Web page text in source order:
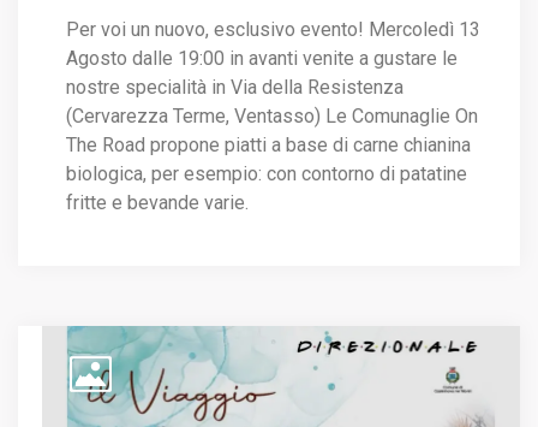
Per voi un nuovo, esclusivo evento! Mercoledì 13
Agosto dalle 19:00 in avanti venite a gustare le
nostre specialità in Via della Resistenza
(Cervarezza Terme, Ventasso) Le Comunaglie On
The Road propone piatti a base di carne chianina
biologica, per esempio: con contorno di patatine
fritte e bevande varie.